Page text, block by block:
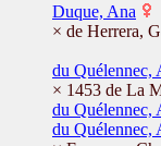
Duque, Ana
× de Herrera,
du Quélennec,
× 1453 de La
du Quélennec,
du Quélennec,